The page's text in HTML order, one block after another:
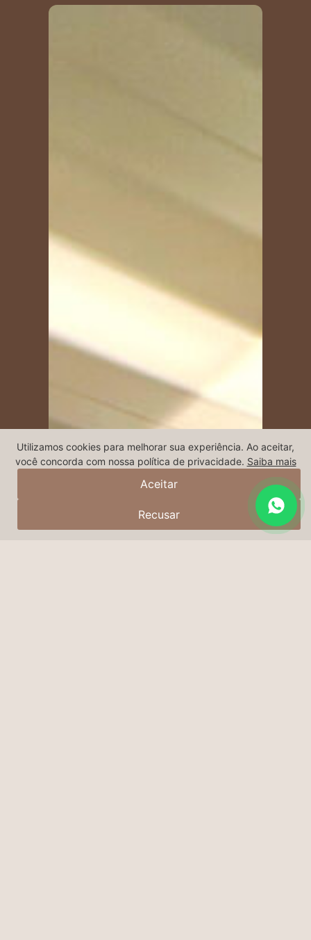
Utilizamos cookies para melhorar sua experiência. Ao aceitar,
você concorda com nossa política de privacidade. Saiba mais
Aceitar
Recusar